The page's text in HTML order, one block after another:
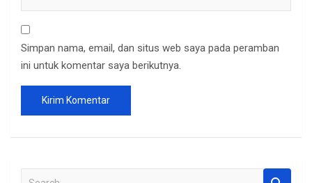
Simpan nama, email, dan situs web saya pada peramban
ini untuk komentar saya berikutnya.